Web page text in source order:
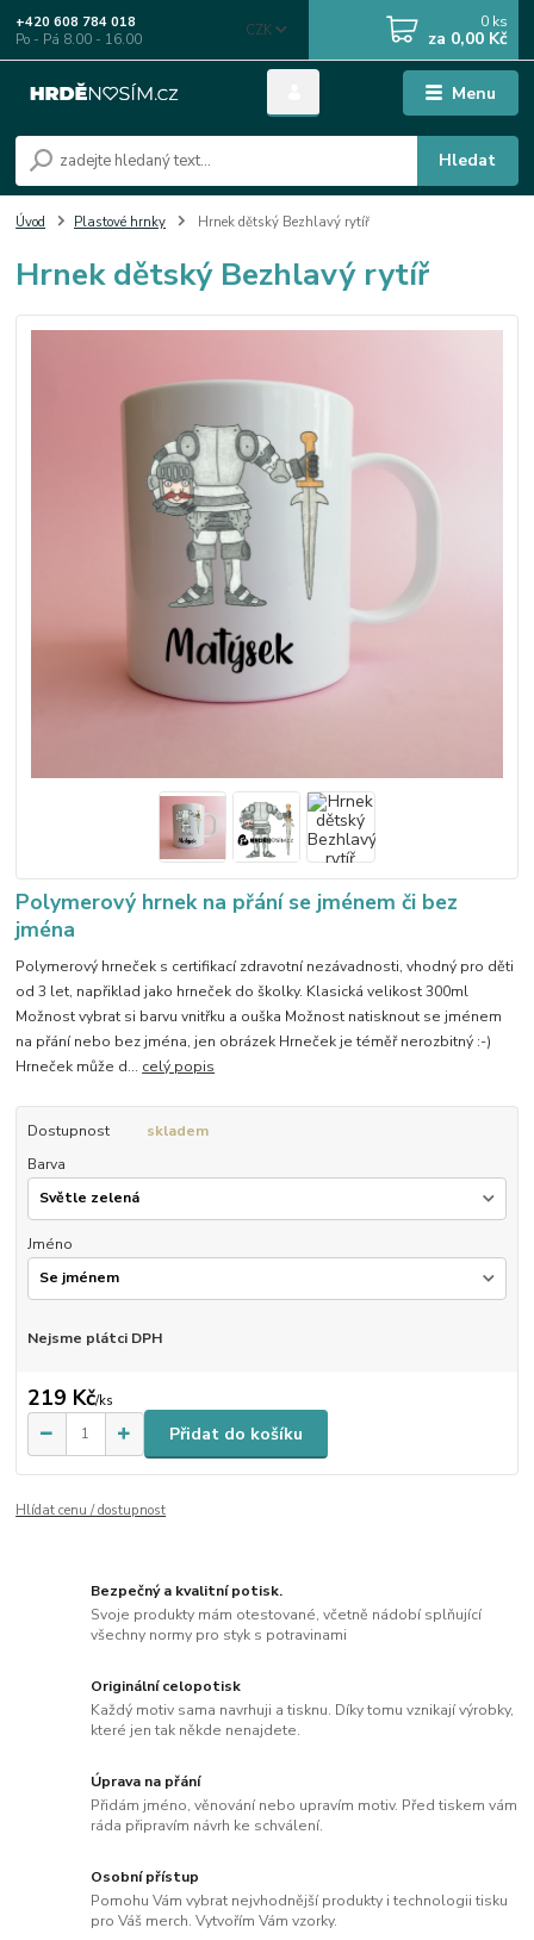
Menu
CZK
Hledat
+420 608 784 018
Po - Pá 8.00 - 16.00
0 ks
za 0,00 Kč
Úvod Plastové hrnky Hrnek dětský Bezhlavý rytíř
Hrnek dětský Bezhlavý rytíř
Polymerový hrnek na přání se jménem či bez
jména
Polymerový hrneček s certifikací zdravotní nezávadnosti, vhodný pro děti
od 3 let, napřiklad jako hrneček do školky. Klasická velikost 300ml
Možnost vybrat si barvu vnitřku a ouška Možnost natisknout se jménem
na přání nebo bez jména, jen obrázek Hrneček je téměř nerozbitný :-)
Hrneček může d... celý popis
Dostupnost
skladem
Barva
Jméno
Nejsme plátci DPH
219 Kč/ks
Přidat do košíku
Hlídat cenu / dostupnost
Bezpečný a kvalitní potisk.
Svoje produkty mám otestované, včetně nádobí splňující
všechny normy pro styk s potravinami
Originální celopotisk
Každý motiv sama navrhuji a tisknu. Díky tomu vznikají výrobky,
které jen tak někde nenajdete.
Úprava na přání
Přidám jméno, věnování nebo upravím motiv. Před tiskem vám
ráda připravím návrh ke schválení.
Osobní přístup
Pomohu Vám vybrat nejvhodnější produkty i technologii tisku
pro Váš merch. Vytvořím Vám vzorky.